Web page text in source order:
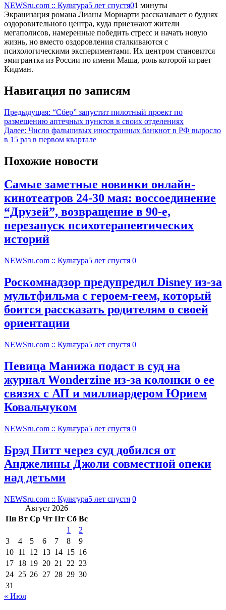
NEWSru.com :: Культура5 лет спустя01 минуты
Экранизация романа Лианы Мориарти рассказывает о буднях
оздоровительного центра, куда приезжают жители
мегаполисов, намеренные победить стресс и начать новую
жизнь, но вместо оздоровления сталкиваются с
психологическими экспериментами. Их центром становится
эмигрантка из России по имени Маша, роль которой играет
Кидман.
Навигация по записям
Предыдущая: “Сбер” запустит пилотный проект по
размещению аптечных пунктов в своих отделениях
Далее: Число фальшивых иностранных банкнот в РФ выросло
в 15 раз в первом квартале
Похожие новости
Самые заметные новинки онлайн-
кинотеатров 24-30 мая: воссоединение
“Друзей”, возвращение в 90-е,
перезапуск психотерапевтических
историй
NEWSru.com :: Культура5 лет спустя 0
Роскомнадзор предупредил Disney из-за
мультфильма c героем-геем, который
боится рассказать родителям о своей
ориентации
NEWSru.com :: Культура5 лет спустя 0
Певица Манижа подаст в суд на
журнал Wonderzine из-за колонки о ее
связях с АП и миллиардером Юрием
Ковальчуком
NEWSru.com :: Культура5 лет спустя 0
Брэд Питт через суд добился от
Анджелины Джоли совместной опеки
над детьми
NEWSru.com :: Культура5 лет спустя 0
Август 2026
Пн Вт Ср Чт Пт Сб Вс
1
2
3
4 5 6 7 8
9
10 11 12 13 14 15 16
17 18 19 20 21 22 23
24 25 26 27 28 29 30
31
« Июл